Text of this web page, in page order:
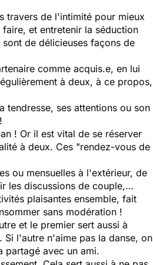
travers de l'intimité pour mieux
et entretenir la séduction
de délicieuses façons de
comme acquis.e, en lui
à deux, à ce propos,
tendresse, ses attentions ou son
! Or il est vital de se réserver
à deux. Ces "rendez-vous de
ou mensuelles à l'extérieur, de
les discussions de couple,…
plaisantes ensemble, fait
sans modération !
et le premier sert aussi à
l'autre n'aime pas la danse, on
partagé avec un ami.